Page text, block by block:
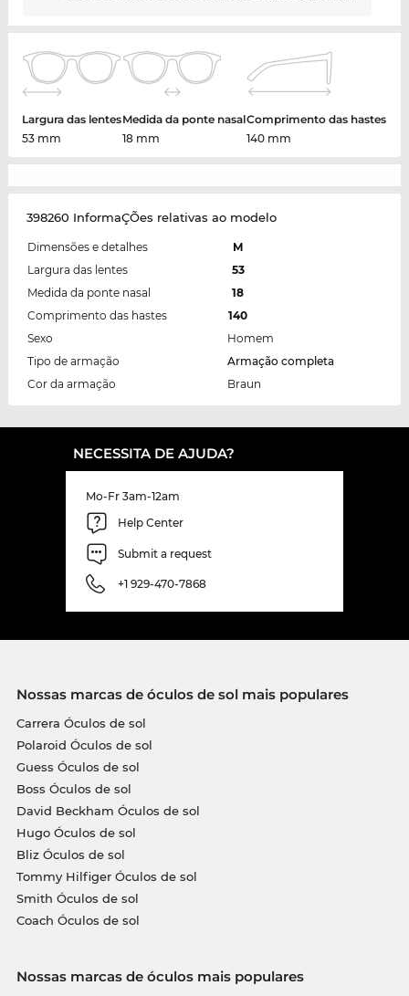
Largura das lentes
53 mm
Medida da ponte nasal
18 mm
Comprimento das hastes
140 mm
398260 InformaÇÕes relativas ao modelo
Dimensões e detalhes
M
Largura das lentes
53
Medida da ponte nasal
18
Comprimento das hastes
140
Sexo
Homem
Tipo de armação
Armação completa
Cor da armação
Braun
NECESSITA DE AJUDA?
Mo-Fr 3am-12am
Help Center
Submit a request
+1 929-470-7868
Nossas marcas de óculos de sol mais populares
Carrera Óculos de sol
Polaroid Óculos de sol
Guess Óculos de sol
Boss Óculos de sol
David Beckham Óculos de sol
Hugo Óculos de sol
Bliz Óculos de sol
Tommy Hilfiger Óculos de sol
Smith Óculos de sol
Coach Óculos de sol
Nossas marcas de óculos mais populares